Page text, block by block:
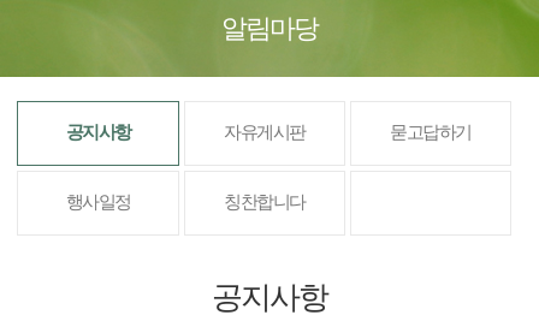
알림마당
공지사항 자유게시판 묻고답하기
행사일정 칭찬합니다
공지사항